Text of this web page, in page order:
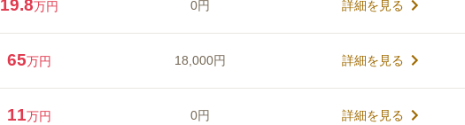
お墓参りができ、セキュリティーも万全のため夜間のお墓参り
が可能です。永代供養墓は数種類あり、納骨方法や使用人数に
より価格が異なります。また、お墓タイプによるメリット・デ
くれるところは寺院墓地ならではです。
口コミ評価
この霊園はまだ誰からも評価されていません。
19.8万円 0円 詳細を見る
65万円 18,000円 詳細を見る
11万円 0円 詳細を見る